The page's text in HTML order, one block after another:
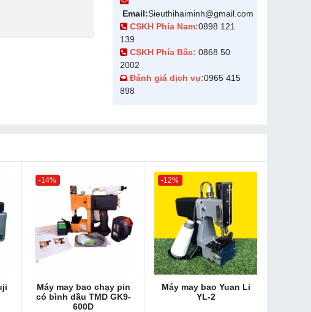
Email:Sieuthihaiminh@gmail.com
CSKH Phía Nam:0898 121
139
CSKH Phía Bắc: 0868 50
2002
Đánh giá dịch vụ:0965 415
898
-14%
Máy may bao chạy pin
có bình dầu TMD GK9-
600D
-12%
Máy may bao Yuan Li
YL-2